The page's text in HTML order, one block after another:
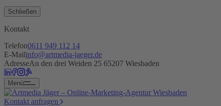
Schließen
Kontakt
Telefon0611 949 112 14
E-Mailinfo@artmedia-jaeger.de
AdresseAn den drei Weiden 25 65207 Wiesbaden
Menü
Kontakt anfragen